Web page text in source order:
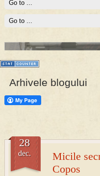
PRESA
Permise pentru vânătoarea
Prima mea carte publicata
Averea Presedintelui:
conturi secrete ale Securitatii.
Arhivele blogului
Micile
Copos
28
dec.